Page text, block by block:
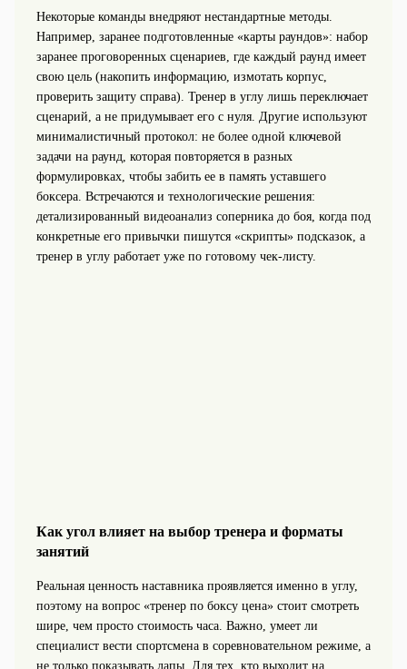
Некоторые команды внедряют нестандартные методы.
Например, заранее подготовленные «карты раундов»: набор
заранее проговоренных сценариев, где каждый раунд имеет
свою цель (накопить информацию, измотать корпус,
проверить защиту справа). Тренер в углу лишь переключает
сценарий, а не придумывает его с нуля. Другие используют
минималистичный протокол: не более одной ключевой
задачи на раунд, которая повторяется в разных
формулировках, чтобы забить ее в память уставшего
боксера. Встречаются и технологические решения:
детализированный видеоанализ соперника до боя, когда под
конкретные его привычки пишутся «скрипты» подсказок, а
тренер в углу работает уже по готовому чек‑листу.
Как угол влияет на выбор тренера и форматы
занятий
Реальная ценность наставника проявляется именно в углу,
поэтому на вопрос «тренер по боксу цена» стоит смотреть
шире, чем просто стоимость часа. Важно, умеет ли
специалист вести спортсмена в соревновательном режиме, а
не только показывать лапы. Для тех, кто выходит на